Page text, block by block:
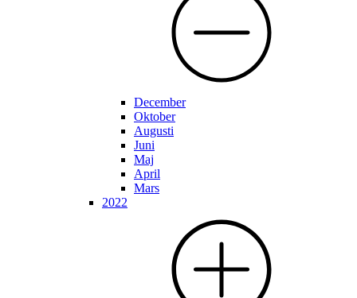
December
Oktober
Augusti
Juni
Maj
April
Mars
2022